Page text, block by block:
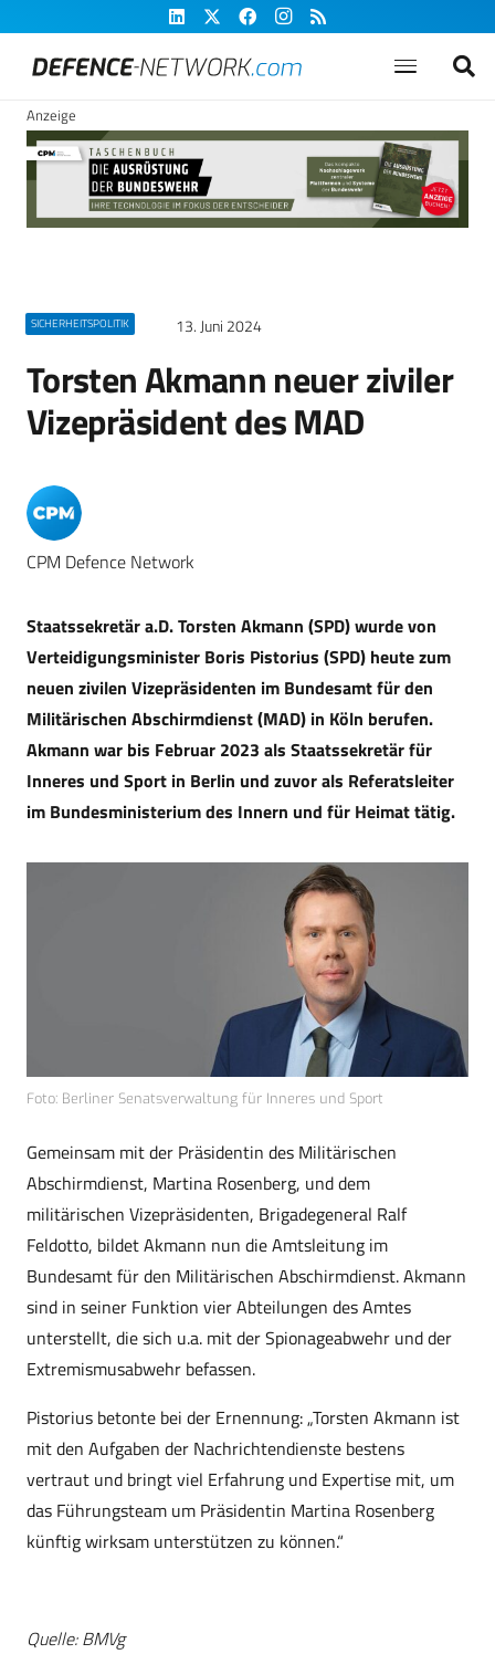
Anzeige
SICHERHEITSPOLITIK 13. Juni 2024
Torsten Akmann neuer ziviler
Vizepräsident des MAD
CPM Defence Network
Staatssekretär a.D. Torsten Akmann (SPD) wurde von
Verteidigungsminister Boris Pistorius (SPD) heute zum
neuen zivilen Vizepräsidenten im Bundesamt für den
Militärischen Abschirmdienst (MAD) in Köln berufen.
Akmann war bis Februar 2023 als Staatssekretär für
Inneres und Sport in Berlin und zuvor als Referatsleiter
im Bundesministerium des Innern und für Heimat tätig.
Foto: Berliner Senatsverwaltung für Inneres und Sport
Gemeinsam mit der Präsidentin des Militärischen
Abschirmdienst, Martina Rosenberg, und dem
militärischen Vizepräsidenten, Brigadegeneral Ralf
Feldotto, bildet Akmann nun die Amtsleitung im
Bundesamt für den Militärischen Abschirmdienst. Akmann
sind in seiner Funktion vier Abteilungen des Amtes
unterstellt, die sich u.a. mit der Spionageabwehr und der
Extremismusabwehr befassen.
Pistorius betonte bei der Ernennung: „Torsten Akmann ist
mit den Aufgaben der Nachrichtendienste bestens
vertraut und bringt viel Erfahrung und Expertise mit, um
das Führungsteam um Präsidentin Martina Rosenberg
künftig wirksam unterstützen zu können.“
Quelle: BMVg